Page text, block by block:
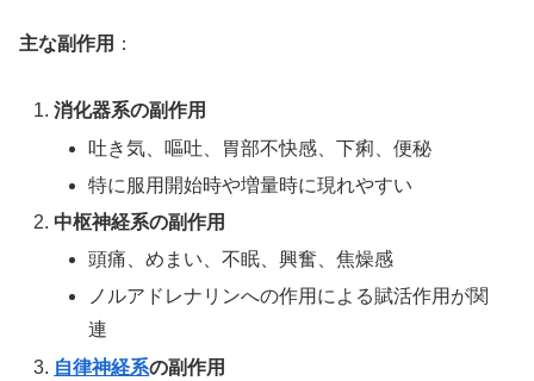
主な副作用 ：
消化器系の副作用
吐き気、嘔吐、胃部不快感、下痢、便秘
特に服用開始時や増量時に現れやすい
中枢神経系の副作用
頭痛、めまい、不眠、興奮、焦燥感
ノルアドレナリンへの作用による賦活作用が関
連
自律神経系の副作用